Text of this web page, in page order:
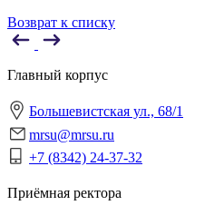
Возврат к списку
Главный корпус
Большевистская ул., 68/1
mrsu@mrsu.ru
+7 (8342) 24-37-32
Приёмная ректора